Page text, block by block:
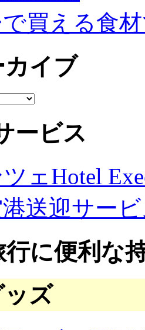
買える食
イブ
ービス
ェHotel
送迎サー
に便利な
ッズ